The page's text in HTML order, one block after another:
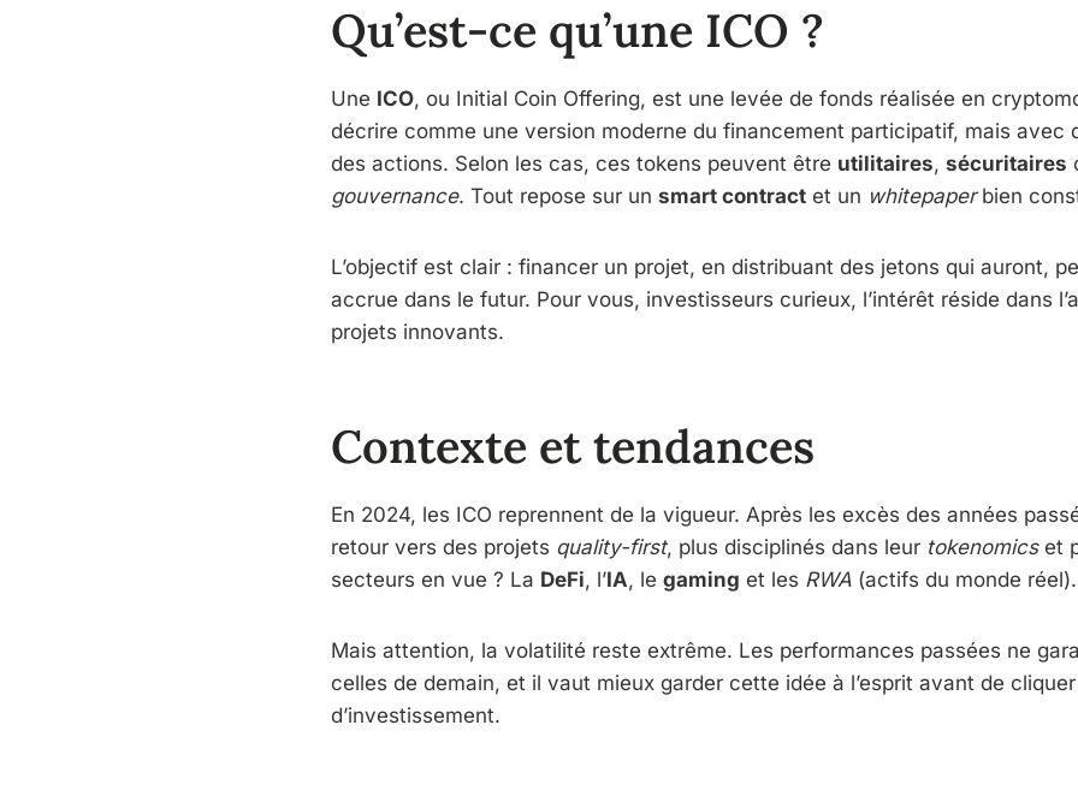
Qu’est-ce qu’une ICO ?
Une ICO, ou Initial Coin Offering, est une levée de fonds réalisée en
décrire comme une version moderne du financement participatif, mais avec
des actions. Selon les cas, ces tokens peuvent être utilitaires, sécuritaires
gouvernance. Tout repose sur un smart contract et un whitepaperbien
L’objectif est clair : financer un projet, en distribuant des jetons qui auront,
accrue dans le futur. Pour vous, investisseurs curieux, l’intérêt réside dans
projets innovants.
Contexte et tendances
En 2024, les ICO reprennent de la vigueur. Après les excès des années
retour vers des projets quality-first, plus disciplinés dans leur tokenomicset
secteurs en vue ? La DeFi, l’IA, le gaming et les RWA (actifs du monde réel).
Mais attention, la volatilité reste extrême. Les performances passées ne
celles de demain, et il vaut mieux garder cette idée à l’esprit avant de
d’investissement.